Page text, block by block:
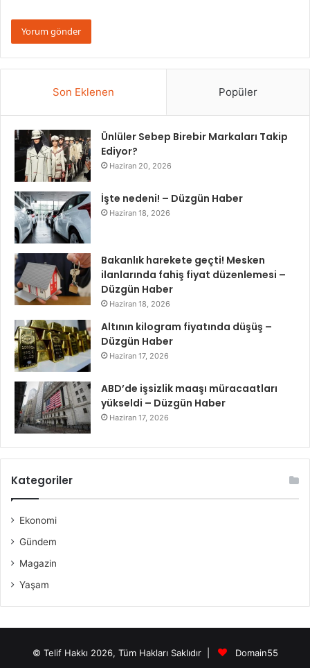
Son Eklenen Popüler
Ünlüler Sebep Birebir Markaları Takip
Ediyor?
Haziran 20, 2026
İşte nedeni! – Düzgün Haber
Haziran 18, 2026
Bakanlık harekete geçti! Mesken
ilanlarında fahiş fiyat düzenlemesi –
Düzgün Haber
Haziran 18, 2026
Altının kilogram fiyatında düşüş –
Düzgün Haber
Haziran 17, 2026
ABD’de işsizlik maaşı müracaatları
yükseldi – Düzgün Haber
Haziran 17, 2026
Kategoriler
Ekonomi
Gündem
Magazin
Yaşam
© Telif Hakkı 2026, Tüm Hakları Saklıdır | Domain55